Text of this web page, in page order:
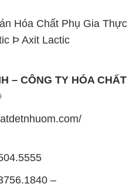
Hóa Chất Phụ Gia Thực
Þ Axit Lactic
– CÔNG TY HÓA CHẤT
–